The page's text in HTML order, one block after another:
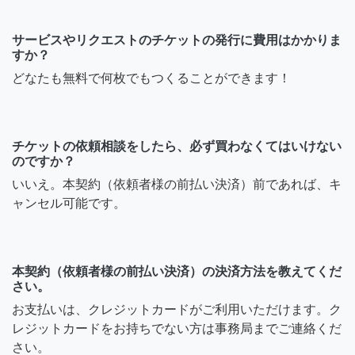
サービスやリクエストのチケットの発行に費用はかかりま
すか？
どなたも無料で何枚でもつくることができます！
チケットの依頼相談をしたら、必ず買わなくてはいけない
のですか？
いいえ。本契約（依頼者様の前払い決済）前であれば、キ
ャンセル可能です。
本契約（依頼者様の前払い決済）の決済方法を教えてくだ
さい。
お支払いは、クレジットカードがご利用いただけます。ク
レジットカードをお持ちでない方は事務局までご連絡くだ
さい。